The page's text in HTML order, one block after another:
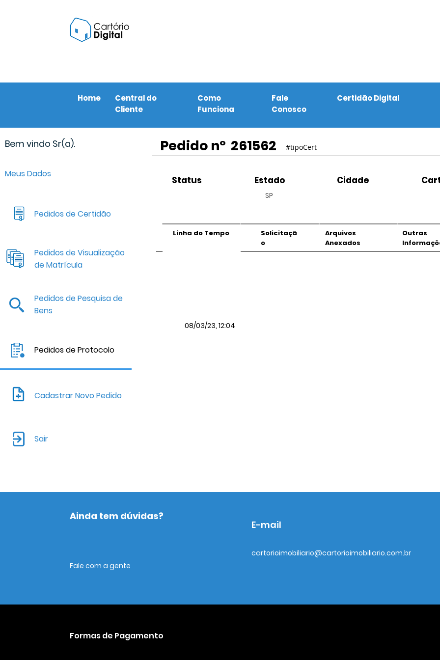
Home
Central do
Cliente
Como
Funciona
Fale
Conosco
Certidão Digital
Bem vindo Sr(a).
Meus Dados
Pedidos de Certidão
Pedidos de Visualização
de Matrícula
Pedidos de Pesquisa de
Bens
Pedidos de Protocolo
Cadastrar Novo Pedido
Sair
Pedido nº 261562 #tipoCert
Status Estado
SP
Cidade
Linha do Tempo
Solicitaçã
o
Arquivos
Anexados
Outras
08/03/23, 12:04
Ainda tem dúvidas?
Fale com a gente
E-mail
cartorioimobiliario@cartorioimobiliario.com.br
Formas de Pagamento